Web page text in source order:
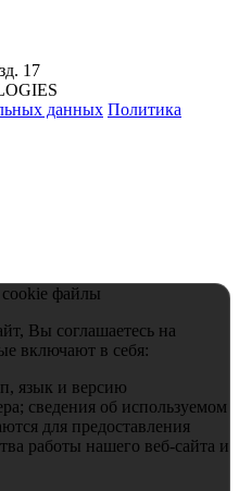
17
данных Политика
файлы
Вы соглашаетесь на
включают в себя:
язык и версию
сведения об используемом
для предоставления
работы нашего веб-сайта и